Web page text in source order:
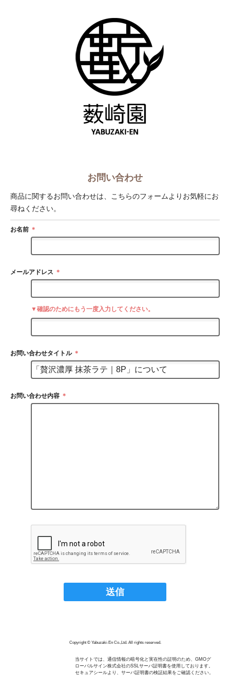
お問い合わせ
商品に関するお問い合わせは、こちらのフォームよりお気軽にお
尋ねください。
お名前 ＊
メールアドレス ＊
▼確認のためにもう一度入力してください。
お問い合わせタイトル ＊
お問い合わせ内容 ＊
Copyright © Yabuzaki-En Co.,Ltd. All rights reserved.
当サイトでは、通信情報の暗号化と実在性の証明のため、GMOグ
ローバルサイン株式会社のSSLサーバ証明書を使用しております。
セキュアシールより、サーバ証明書の検証結果をご確認ください。